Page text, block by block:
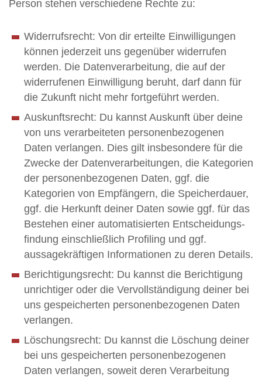
Person stehen verschiedene Rechte zu:
Widerrufsrecht: Von dir erteilte Einwilligungen
können jederzeit uns gegenüber widerrufen
werden. Die Datenverarbeitung, die auf der
widerrufenen Einwilligung beruht, darf dann für
die Zukunft nicht mehr fortgeführt werden.
Auskunftsrecht: Du kannst Auskunft über deine
von uns verarbeiteten personenbezogenen
Daten verlangen. Dies gilt insbesondere für die
Zwecke der Datenverarbeitungen, die Kategorien
der personenbezogenen Daten, ggf. die
Kategorien von Empfängern, die Speicherdauer,
ggf. die Herkunft deiner Daten sowie ggf. für das
Bestehen einer automatisierten Entscheidungs­
findung einschließlich Profiling und ggf.
aussagekräftigen Informationen zu deren Details.
Berichtigungsrecht: Du kannst die Berichtigung
unrichtiger oder die Vervollständigung deiner bei
uns gespeicherten personenbezogenen Daten
verlangen.
Löschungsrecht: Du kannst die Löschung deiner
bei uns gespeicherten personenbezogenen
Daten verlangen, soweit deren Verarbeitung